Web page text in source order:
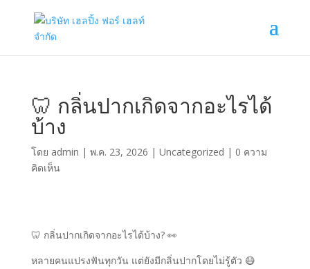
🦷 กลิ่นปากเกิดจากอะไรได้
บ้าง
โดย admin | พ.ค. 23, 2026 | Uncategorized | 0 ความ
คิดเห็น
🦷 กลิ่นปากเกิดจากอะไรได้บ้าง? 👀
หลายคนแปรงฟันทุกวัน แต่ยังมีกลิ่นปากโดยไม่รู้ตัว 😷